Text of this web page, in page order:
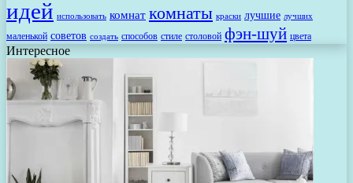
идей использовать комнат комнаты краски лучшие лучших
маленькой советов создать способов стиле столовой фэн-шуй цвета
Интересное